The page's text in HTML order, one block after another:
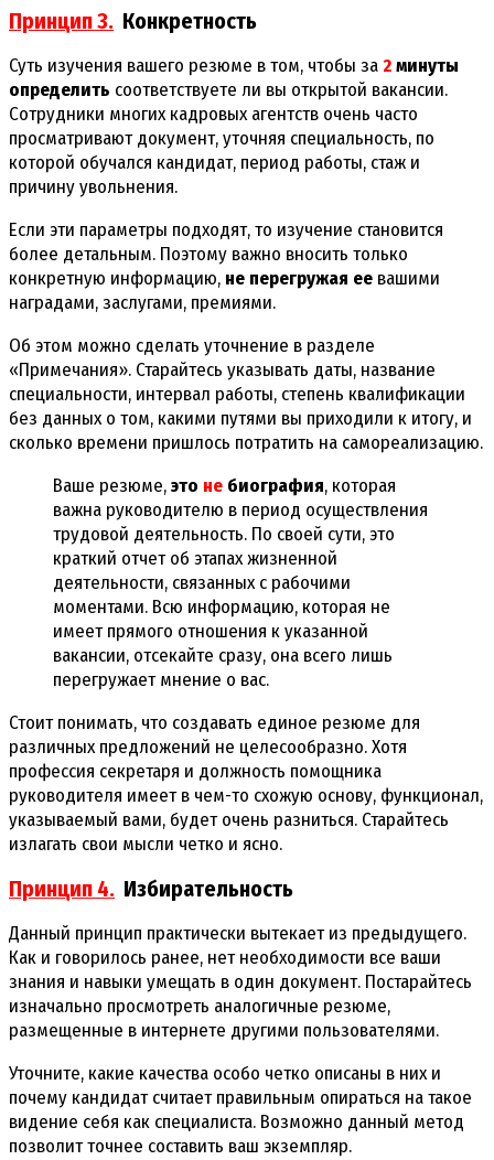
Принцип 3. Конкретность
Суть изучения вашего резюме в том, чтобы за2минуты
определить соответствуете ли вы открытой вакансии.
Сотрудники многих кадровых агентств очень часто
просматривают документ, уточняя специальность, по
которой обучался кандидат, период работы, стаж и
причину увольнения.
Если эти параметры подходят, то изучение становится
более детальным. Поэтому важно вносить только
конкретную информацию, не перегружая ее вашими
наградами, заслугами, премиями.
Об этом можно сделать уточнение в разделе
«Примечания». Старайтесь указывать даты, название
специальности, интервал работы, степень квалификации
без данных о том, какими путями вы приходили к итогу, и
сколько времени пришлось потратить на самореализацию.
Ваше резюме,это не биография, которая
важна руководителю в период осуществления
трудовой деятельность. По своей сути, это
краткий отчет об этапах жизненной
деятельности, связанных с рабочими
моментами. Всю информацию, которая не
имеет прямого отношения к указанной
вакансии, отсекайте сразу, она всего лишь
перегружает мнение о вас.
Стоит понимать, что создавать единое резюме для
различных предложений не целесообразно. Хотя
профессия секретаря и должность помощника
руководителя имеет в чем-то схожую основу, функционал,
указываемый вами, будет очень разниться. Старайтесь
излагать свои мысли четко и ясно.
Принцип 4. Избирательность
Данный принцип практически вытекает из предыдущего.
Как и говорилось ранее, нет необходимости все ваши
знания и навыки умещать в один документ. Постарайтесь
изначально просмотреть аналогичные резюме,
размещенные в интернете другими пользователями.
Уточните, какие качества особо четко описаны в них и
почему кандидат считает правильным опираться на такое
видение себя как специалиста. Возможно данный метод
позволит точнее составить ваш экземпляр.